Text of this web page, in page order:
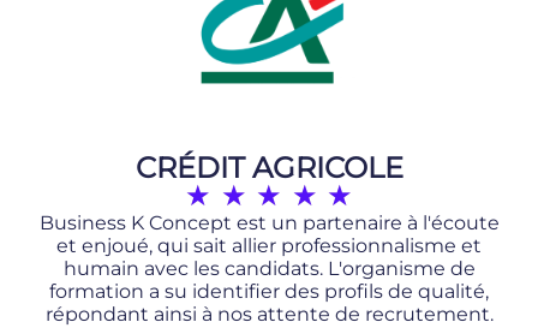
CRÉDIT AGRICOLE
★ ★ ★ ★ ★
Business K Concept est un partenaire à l'écoute
et enjoué, qui sait allier professionnalisme et
humain avec les candidats. L'organisme de
formation a su identifier des profils de qualité,
répondant ainsi à nos attente de recrutement.